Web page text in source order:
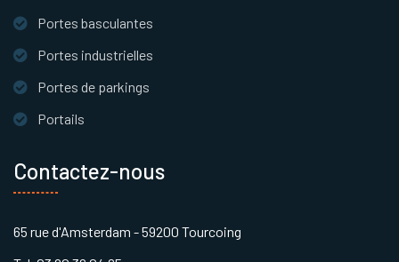
Portes basculantes
Portes industrielles
Portes de parkings
Portails
Contactez-nous
65 rue d'Amsterdam - 59200 Tourcoing